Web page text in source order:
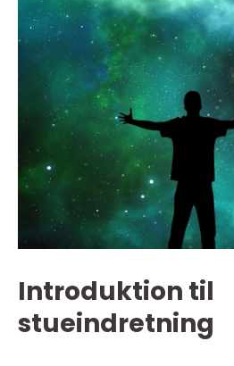
Introduktion til
stueindretning